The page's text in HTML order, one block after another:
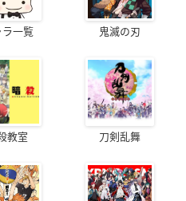
一覧 鬼滅の刃
教室 刀剣乱舞